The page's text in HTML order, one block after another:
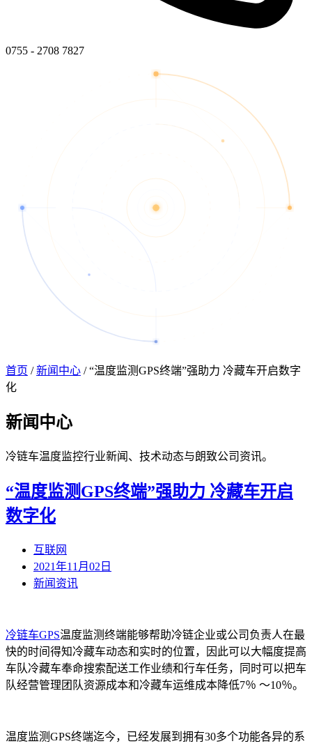
0755 - 2708 7827
首页 / 新闻中心 / “温度监测GPS终端”强助力 冷藏车开启数字
化
新闻 中心
冷链车温度监控行业新闻、技术动态与朗致公司资讯。
“温度监测GPS终端”强助力 冷藏车开启
数字化
互联网
2021年11月02日
新闻资讯
冷链车GPS温度监测终端能够帮助冷链企业或公司负责人在最
快的时间得知冷藏车动态和实时的位置，因此可以大幅度提高
车队冷藏车奉命搜索配送工作业绩和行车任务，同时可以把车
队经营管理团队资源成本和冷藏车运维成本降低7％ ～10％。
温度监测GPS终端迄今，已经发展到拥有30多个功能各异的系